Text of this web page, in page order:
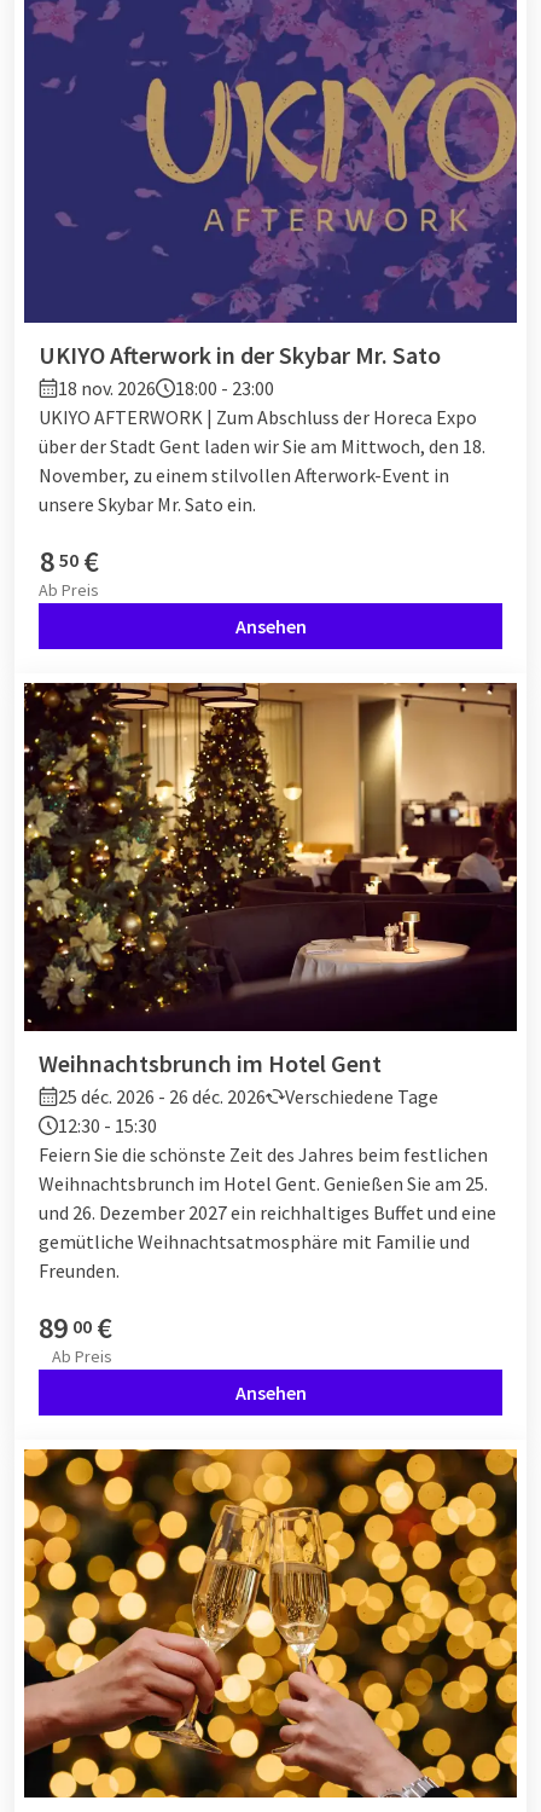
UKIYO Afterwork in der Skybar Mr. Sato
18 nov. 2026
18:00 - 23:00
UKIYO AFTERWORK | Zum Abschluss der Horeca Expo
über der Stadt Gent laden wir Sie am Mittwoch, den 18.
November, zu einem stilvollen Afterwork-Event in
unsere Skybar Mr. Sato ein.
8 50 €
Ab Preis
Ansehen
Weihnachtsbrunch im Hotel Gent
25 déc. 2026 - 26 déc. 2026
Verschiedene Tage
12:30 - 15:30
Feiern Sie die schönste Zeit des Jahres beim festlichen
Weihnachtsbrunch im Hotel Gent. Genießen Sie am 25.
und 26. Dezember 2027 ein reichhaltiges Buffet und eine
gemütliche Weihnachtsatmosphäre mit Familie und
Freunden.
89 00 €
Ab Preis
Ansehen